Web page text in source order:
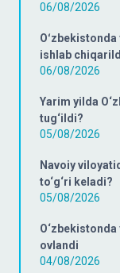
06/08/2026
ishlab
06/08/2026
Yarim yilda
tug‘ildi?
05/08/2026
Navoiy
to‘g‘ri keladi?
05/08/2026
ovlandi
04/08/2026